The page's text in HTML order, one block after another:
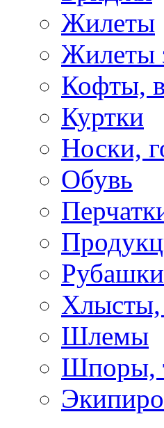
Жилеты
Жилеты
Кофты,
Куртки
Носки,
Обувь
Шлемы
Шпоры,